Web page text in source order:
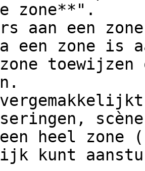
zone**".
aan een
een heel
kunt